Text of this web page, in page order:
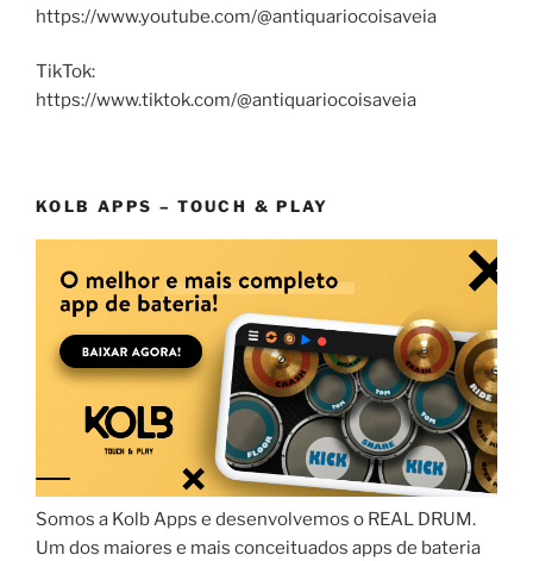
https://www.youtube.com/@antiquariocoisaveia
TikTok:
https://www.tiktok.com/@antiquariocoisaveia
KOLB APPS – TOUCH & PLAY
Somos a Kolb Apps e desenvolvemos o REAL DRUM.
Um dos maiores e mais conceituados apps de bateria